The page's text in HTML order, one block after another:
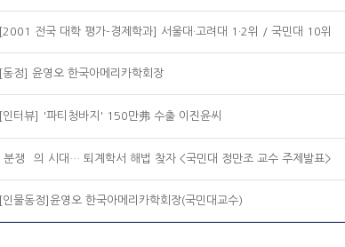
[2001 전국 대학 평가-경제학과] 서울대·고려대 1·2위 / 국민대 10위
[동정] 윤영오 한국아메리카학회장
[인터뷰] '파티청바지' 150만弗 수출 이진윤씨
`분쟁` 의 시대… 퇴계학서 해법 찾자 <국민대 정만조 교수 주제발표>
[인물동정]윤영오 한국아메리카학회장(국민대교수)